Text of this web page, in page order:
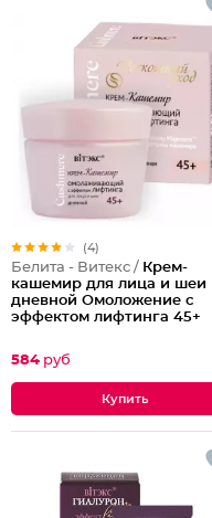
(4)
Белита - Витекс / Крем-
кашемир для лица и шеи
дневной Омоложение с
эффектом лифтинга 45+
584 руб